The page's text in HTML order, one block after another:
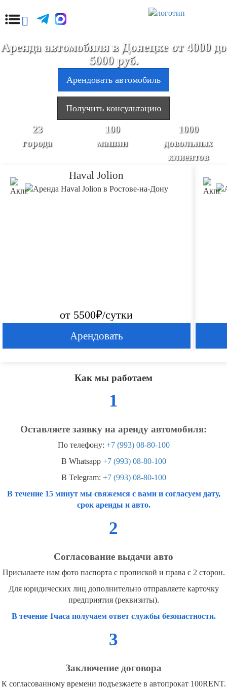
Аренда автомобиля в Донецке от 4000 до
5000 руб.
Арендовать автомобиль
Получить консультацию
23
города
100
машин
1000
довольных
клиентов
Haval Jolion
от 5500₽/сутки
Арендовать
Как мы работаем
1
Оставляете заявку на аренду автомобиля:
По телефону: +7 (993) 08-80-100
В Whatsapp +7 (993) 08-80-100
В Telegram: +7 (993) 08-80-100
В течение 15 минут мы свяжемся с вами и согласуем дату,
срок аренды и авто.
2
Согласование выдачи авто
Присылаете нам фото паспорта с пропиской и права с 2 сторон.
Для юридических лиц дополнительно отправляете карточку
предприятия (реквизиты).
В течение 1часа получаем ответ службы безопастности.
3
Заключение договора
К согласованному времени подъезжаете в автопрокат 100RENT.